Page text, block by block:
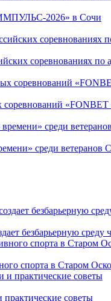
2026» в Сочи
соревнованиях
«FONBET
среди ветеранов
безбарьерную среду
спорта в Старом
практические советы